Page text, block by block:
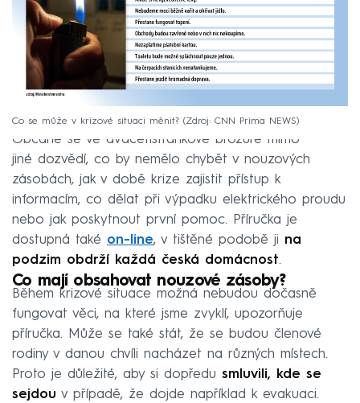
Co se může v krizové situaci měnit? Zdroj: CNN Prima NEWS
Občané se ve dvacetistránkové brožuře mimo
jiné dozvědí, co by nemělo chybět v nouzových
zásobách, jak v době krize zajistit přístup k
informacím, co dělat při výpadku elektrického proudu
nebo jak poskytnout první pomoc. Příručka je
dostupná také on-line, v tištěné podobě ji na
podzim obdrží každá česká domácnost.
Co mají obsahovat nouzové zásoby?
Během krizové situace možná nebudou dočasně
fungovat věci, na které jsme zvyklí, upozorňuje
příručka. Může se také stát, že se budou členové
rodiny v danou chvíli nacházet na různých místech.
Proto je důležité, aby si dopředu smluvili, kde se
sejdou v případě, že dojde například k evakuaci.